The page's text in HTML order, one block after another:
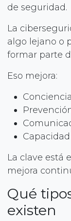
de seguridad.
La
algo lejano o
formar parte
Eso mejora:
La clave está
mejora
Qué
existen